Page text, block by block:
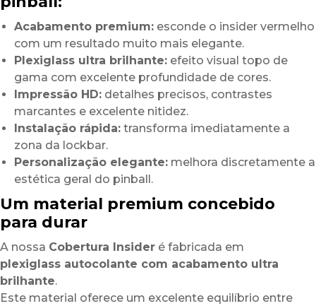
Acabamento premium: esconde o insider vermelho
com um resultado muito mais elegante.
Plexiglass ultra brilhante: efeito visual topo de
gama com excelente profundidade de cores.
Impressão HD: detalhes precisos, contrastes
marcantes e excelente nitidez.
Instalação rápida: transforma imediatamente a
zona da lockbar.
Personalização elegante: melhora discretamente a
estética geral do pinball.
Um material premium concebido
para durar
A nossa Cobertura Insider é fabricada em
plexiglass autocolante com acabamento ultra
brilhante.
Este material oferece um excelente equilíbrio entre